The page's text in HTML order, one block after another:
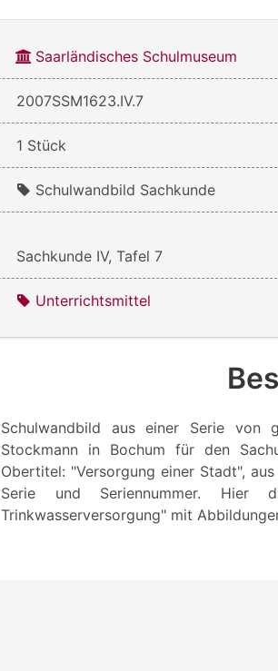
Saarländisches Schulmuseum
2007SSM1623.IV.7
1 Stück
Schulwandbild Sachkunde
Sachkunde IV, Tafel 7
Unterrichtsmittel
Schulwandbild aus einer Serie von
Stockmann in Bochum für den
Obertitel: "Versorgung einer Stadt",
Serie und Seriennummer.
Trinkwasserversorgung" mit